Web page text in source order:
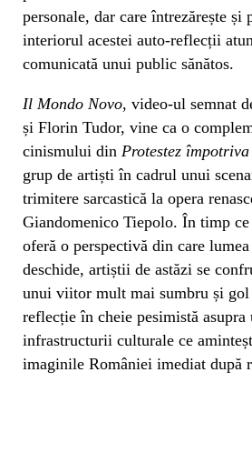
personale, dar care întrezărește
interiorul acestei auto-reflecții
comunicată unui public sănătos.
Il Mondo Novo, video-ul semnat
și Florin Tudor, vine ca o
cinismului din Protestez împotriva
grup de artiști în cadrul unui
trimitere sarcastică la opera
Giandomenico Tiepolo. În timp
oferă o perspectivă din care lumea
deschide, artiștii de astăzi se
unui viitor mult mai sumbru și
reflecție în cheie pesimistă
infrastructurii culturale ce
imaginile României imediat după